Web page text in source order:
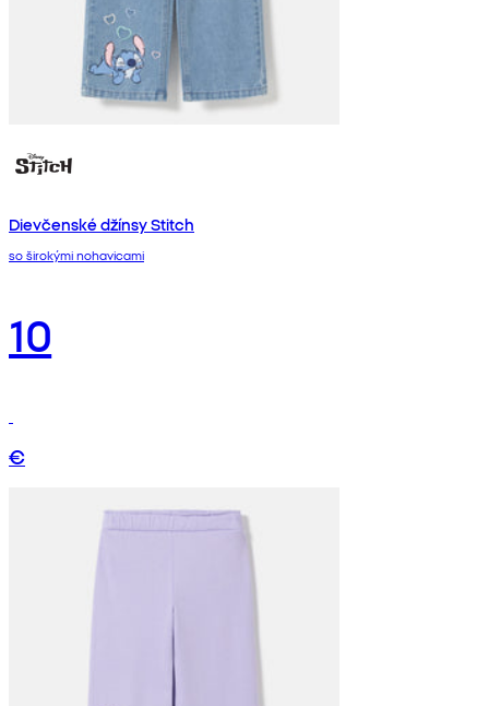
Dievčenské džínsy Stitch
so širokými nohavicami
10
€